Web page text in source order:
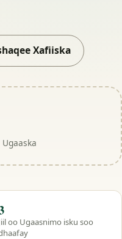
Xafiiska
oo Ugaasnimo isku soo